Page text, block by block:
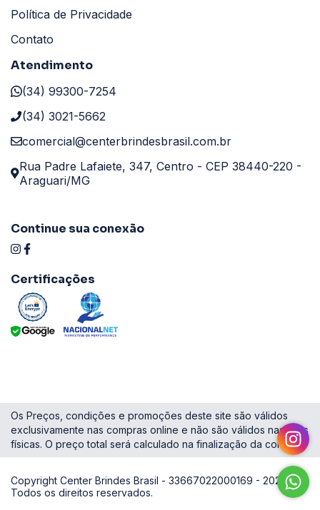
Política de Privacidade
Contato
Atendimento
(34) 99300-7254
(34) 3021-5662
comercial@centerbrindesbrasil.com.br
Rua Padre Lafaiete, 347, Centro - CEP 38440-220 -
Araguari/MG
Continue sua conexão
Certificações
Os Preços, condições e promoções deste site são válidos
exclusivamente nas compras online e não são válidos nas lojas
físicas. O preço total será calculado na finalização da compra.
Copyright Center Brindes Brasil - 33667022000169 - 2026.
Todos os direitos reservados.